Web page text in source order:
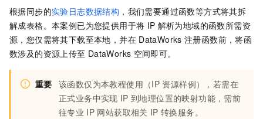
根据同步的实验日志数据结构 ，我们需要通过函数等方式将其拆
解成表格。本案例已为您提供用于将 IP 解析为地域的函数所需资
源，您仅需将其下载至本地，并在 DataWorks 注册函数前，将函
数涉及的资源上传至 DataWorks 空间即可。
重要 该函数仅为本教程使用（IP 资源样例），若需在
正式业务中实现 IP 到地理位置的映射功能，需前
往专业 IP 网站获取相关 IP 转换服务。